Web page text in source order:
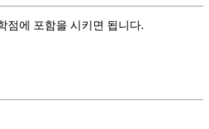
점에 포함을 시키면 됩니다.